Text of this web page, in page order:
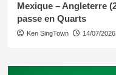
Mexique – Angleterre
passe en Quarts
Ken SingTown 14/07/2026